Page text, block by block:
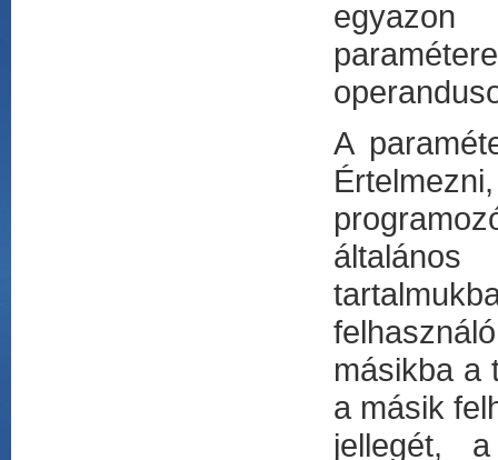
A
általános
másikba a
a másik
jellegét,